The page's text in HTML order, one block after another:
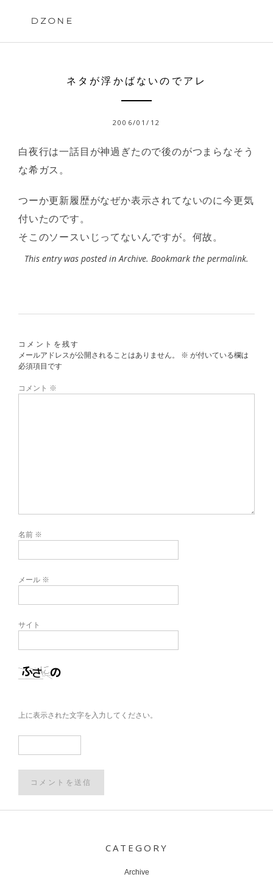
DZONE
ネタが浮かばないのでアレ
2006/01/12
白夜行は一話目が神過ぎたので後のがつまらなそう
な希ガス。
つーか更新履歴がなぜか表示されてないのに今更気
付いたのです。
そこのソースいじってないんですが。何故。
This entry was posted inArchive. Bookmark the permalink.
コメントを残す
メールアドレスが公開されることはありません。
※ が付いている欄は
必須項目です
コメント ※
名前 ※
メール ※
サイト
上に表示された文字を入力してください。
CATEGORY
Archive